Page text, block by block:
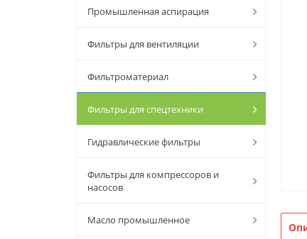
Промышленная аспирация
Фильтры для вентиляции
Фильтроматериал
Фильтры для спецтехники
Гидравлические фильтры
Фильтры для компрессоров и
насосов
Масло промышленное